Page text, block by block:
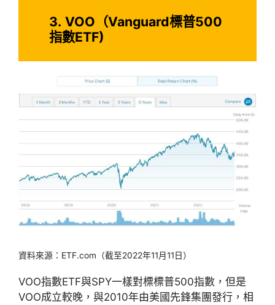
3. VOO（Vanguard標普500
指數ETF)
資料來源：ETF.com（截至2022年11月11日）
VOO指數ETF與SPY一樣對標標普500指數，但是
VOO成立較晚，與2010年由美國先鋒集團發行，相